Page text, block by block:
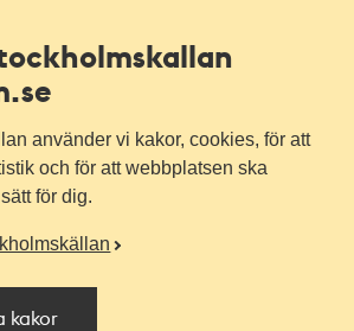
använder vi kakor, cookies, för att
och för att webbplatsen ska
för dig.
kakor